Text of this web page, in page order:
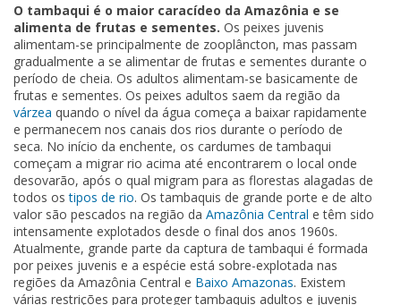
O tambaqui é o maior caracídeo da Amazônia e se
alimenta de frutas e sementes. Os peixes juvenis
alimentam-se principalmente de zooplâncton, mas passam
gradualmente a se alimentar de frutas e sementes durante o
período de cheia. Os adultos alimentam-se basicamente de
frutas e sementes. Os peixes adultos saem da região da
várzea quando o nível da água começa a baixar rapidamente
e permanecem nos canais dos rios durante o período de
seca. No início da enchente, os cardumes de tambaqui
começam a migrar rio acima até encontrarem o local onde
desovarão, após o qual migram para as florestas alagadas de
todos ostipos de rio. Os tambaquis de grande porte e de alto
valor são pescados na região da Amazônia Central e têm sido
intensamente explotados desde o final dos anos 1960s.
Atualmente, grande parte da captura de tambaqui é formada
por peixes juvenis e a espécie está sobre-explotada nas
regiões da Amazônia Central e Baixo Amazonas. Existem
várias restrições para proteger tambaquis adultos e juvenis